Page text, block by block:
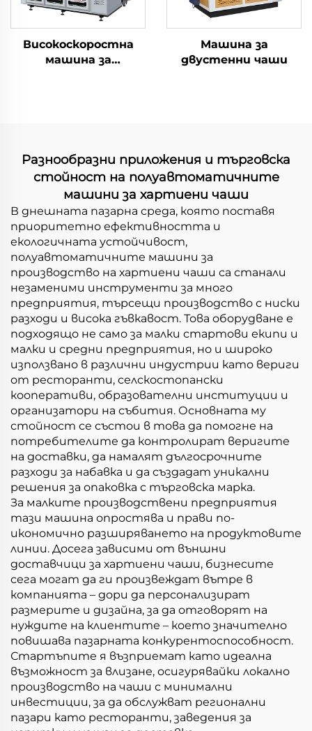
Високоскоростна
машина за
Машина за
двустенни чаши
Разнообразни приложения и търговска
стойност на полуавтоматичните
машини за хартиени чаши
В днешната пазарна среда, която поставя
приоритетно ефективността и
екологичната устойчивост,
полуавтоматичните машини за
производство на хартиени чаши са станали
незаменими инструменти за много
предприятия, търсещи производство с ниски
разходи и висока гъвкавост. Това оборудване е
подходящо не само за малки стартови екипи и
малки и средни предприятия, но и широко
използвано в различни индустрии като вериги
от ресторанти, селскостопански
кооперативи, образователни институции и
организатори на събития. Основната му
стойност се състои в това да помогне на
потребителите да контролират веригите
на доставки, да намалят дългосрочните
разходи за набавка и да създадат уникални
решения за опаковка с търговска марка.
За малките производствени предприятия
тази машина опростява и прави по-
икономично разширяването на продуктовите
линии. Досега зависими от външни
доставчици за хартиени чаши, бизнесите
сега могат да ги произвеждат вътре в
компанията – дори да персонализират
размерите и дизайна, за да отговорят на
нуждите на клиентите – което значително
повишава пазарната конкурентоспособност.
Стартъпите я възприемат като идеална
възможност за влизане, осигурявайки локално
производство на чаши с минимални
инвестиции, за да обслужват регионални
пазари като ресторанти, заведения за